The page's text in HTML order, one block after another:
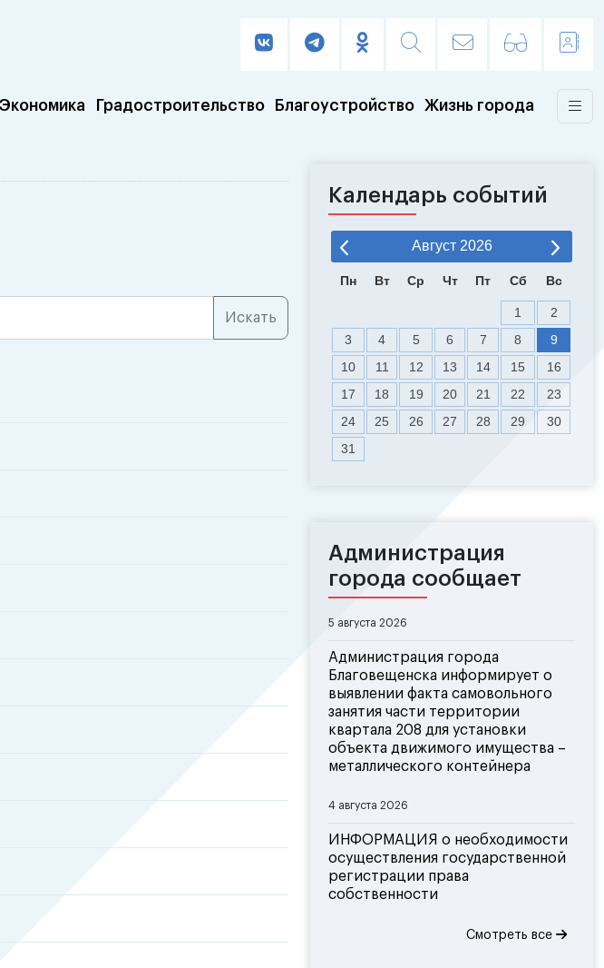
Экономика Градостроительство Благоустройство Жизнь города
Календарь событий
Август 2026
Пн Вт Ср Чт Пт Сб Вс
1
2
3
4 5 6 7 8
9
10
11 12 13 14 15
16
17
18 19 20 21 22
23
24
25 26 27 28 29
30
31
Администрация
города сообщает
5 августа 2026
Администрация города
Благовещенска информирует о
выявлении факта самовольного
занятия части территории
квартала 208 для установки
объекта движимого имущества –
металлического контейнера
4 августа 2026
ИНФОРМАЦИЯ о необходимости
осуществления государственной
регистрации права
собственности
Смотреть все